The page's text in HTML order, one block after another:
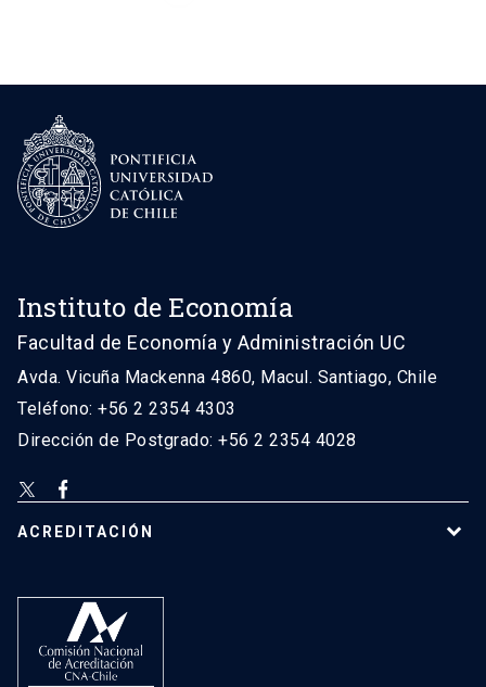
Instituto de Economía
Facultad de Economía y Administración UC
Avda. Vicuña Mackenna 4860, Macul. Santiago, Chile
Teléfono: +56 2 2354 4303
Dirección de Postgrado: +56 2 2354 4028
ACREDITACIÓN